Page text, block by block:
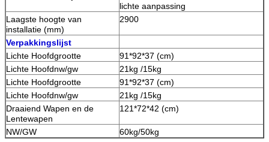
lichte aanpassing
Laagste hoogte van
installatie (mm)
2900
Verpakkingslijst
Lichte Hoofdgrootte
91*92*37 (cm)
Lichte Hoofdnw/gw
21kg /15kg
Lichte Hoofdgrootte
91*92*37 (cm)
Lichte Hoofdnw/gw
21kg /15kg
Draaiend Wapen en de
Lentewapen
121*72*42 (cm)
NW/GW 60kg/50kg